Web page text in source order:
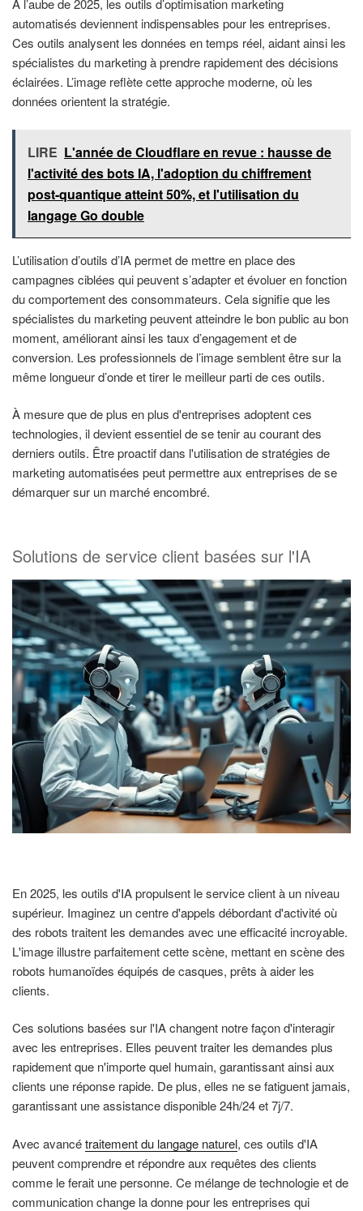
À l’aube de 2025, les outils d’optimisation marketing
automatisés deviennent indispensables pour les entreprises.
Ces outils analysent les données en temps réel, aidant ainsi les
spécialistes du marketing à prendre rapidement des décisions
éclairées. L’image reflète cette approche moderne, où les
données orientent la stratégie.
LIRE L'année de Cloudflare en revue : hausse de
l'activité des bots IA, l'adoption du chiffrement
post-quantique atteint 50%, et l'utilisation du
langage Go double
L’utilisation d’outils d’IA permet de mettre en place des
campagnes ciblées qui peuvent s’adapter et évoluer en fonction
du comportement des consommateurs. Cela signifie que les
spécialistes du marketing peuvent atteindre le bon public au bon
moment, améliorant ainsi les taux d’engagement et de
conversion. Les professionnels de l’image semblent être sur la
même longueur d’onde et tirer le meilleur parti de ces outils.
À mesure que de plus en plus d'entreprises adoptent ces
technologies, il devient essentiel de se tenir au courant des
derniers outils. Être proactif dans l'utilisation de stratégies de
marketing automatisées peut permettre aux entreprises de se
démarquer sur un marché encombré.
Solutions de service client basées sur l'IA
En 2025, les outils d'IA propulsent le service client à un niveau
supérieur. Imaginez un centre d'appels débordant d'activité où
des robots traitent les demandes avec une efficacité incroyable.
L'image illustre parfaitement cette scène, mettant en scène des
robots humanoïdes équipés de casques, prêts à aider les
clients.
Ces solutions basées sur l'IA changent notre façon d'interagir
avec les entreprises. Elles peuvent traiter les demandes plus
rapidement que n'importe quel humain, garantissant ainsi aux
clients une réponse rapide. De plus, elles ne se fatiguent jamais,
garantissant une assistance disponible 24h/24 et 7j/7.
Avec avancétraitement du langage naturel, ces outils d'IA
peuvent comprendre et répondre aux requêtes des clients
comme le ferait une personne. Ce mélange de technologie et de
communication change la donne pour les entreprises qui